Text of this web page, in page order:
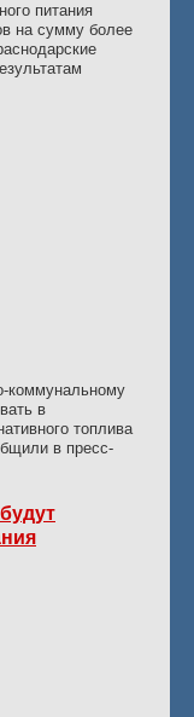
питания
на сумму более
коммунальному
в
топлива
в пресс-